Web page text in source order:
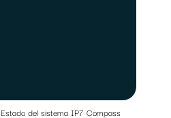
Estado del sistema IP7 Compass